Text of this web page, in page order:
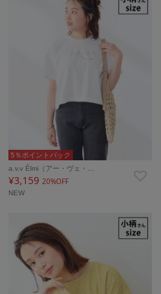
5％ポイントバック
a.v.v Élmi（アー・ヴェ・…
¥3,159 20%OFF
NEW